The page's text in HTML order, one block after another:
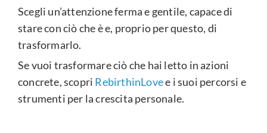
Scegli un’attenzione ferma e gentile, capace di
stare con ciò che è e, proprio per questo, di
trasformarlo.
Se vuoi trasformare ciò che hai letto in azioni
concrete, scopri RebirthinLovee i suoi percorsi e
strumenti per la crescita personale.